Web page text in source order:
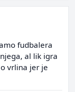
fudbalera
al lik igra
vrlina jer je